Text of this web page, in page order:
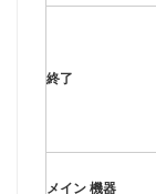
終了
メイン 機器